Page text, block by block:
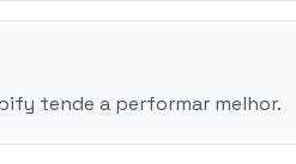
tende a performar melhor.